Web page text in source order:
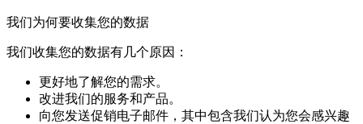
我们为何要收集您的数据
我们收集您的数据有几个原因：
更好地了解您的需求。
改进我们的服务和产品。
向您发送促销电子邮件，其中包含我们认为您会感兴趣